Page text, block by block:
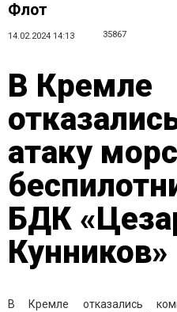
Флот
14.02.2024 14:13 35867
В Кремле
атаку
БДК
Кунников»
В Кремле отказались